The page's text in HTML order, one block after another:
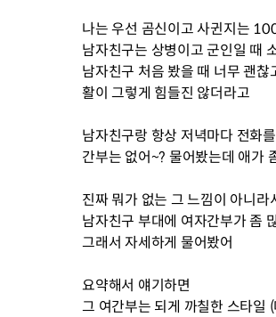
나는 우선 곰신이고 사귄지는
남자친구는 상병이고 군인일 때
남자친구 처음 봤을 때 너무 괜
활이 그렇게 힘들진 않더라고
남자친구랑 항상 저녁마다 전화
간부는 없어~? 물어봤는데 애가
진짜 뭐가 없는 그 느낌이 아니
남자친구 부대에 여자간부가 좀
그래서 자세하게 물어봤어
요약해서 얘기하면
그 여간부는 되게 까칠한 스타일